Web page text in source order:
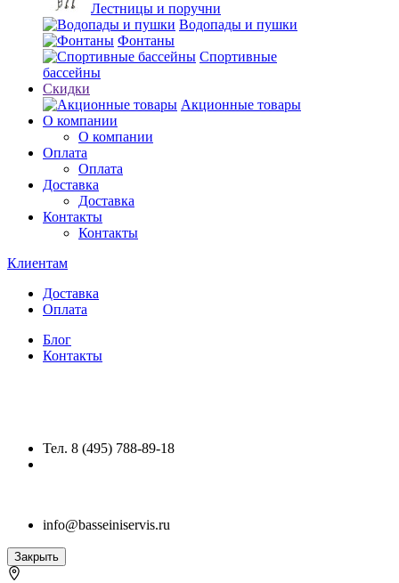
Лестницы и поручни
Водопады и пушки
Фонтаны
Спортивные
бассейны
Скидки
Акционные товары
О компании
О компании
Оплата
Оплата
Доставка
Доставка
Контакты
Контакты
Клиентам
Доставка
Оплата
Блог
Контакты
Тел. 8 (495) 788-89-18
info@basseiniservis.ru
Закрыть